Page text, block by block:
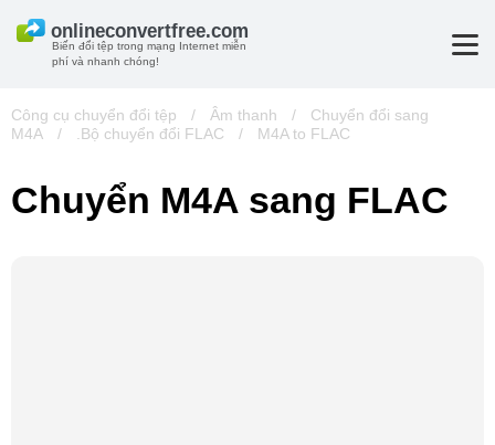
Biến đổi tệp trong mạng Internet miễn
phí và nhanh chóng!
Công cụ chuyển đổi tệp / Âm thanh /
Chuyển đổi sang
M4A
/ .Bộ chuyển đổi FLAC / M4A to FLAC
Chuyển M4A sang FLAC